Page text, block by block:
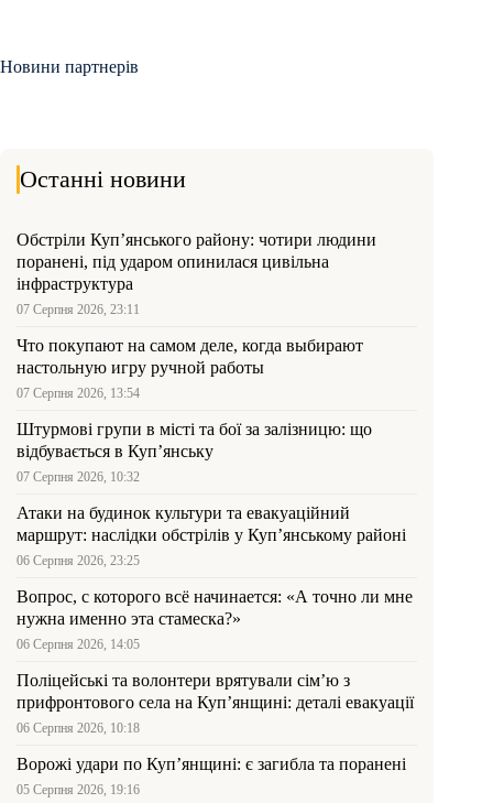
Новини партнерів
Останні новини
Обстріли Куп’янського району: чотири людини
поранені, під ударом опинилася цивільна
інфраструктура
07 Серпня 2026, 23:11
Что покупают на самом деле, когда выбирают
настольную игру ручной работы
07 Серпня 2026, 13:54
Штурмові групи в місті та бої за залізницю: що
відбувається в Куп’янську
07 Серпня 2026, 10:32
Атаки на будинок культури та евакуаційний
маршрут: наслідки обстрілів у Куп’янському районі
06 Серпня 2026, 23:25
Вопрос, с которого всё начинается: «А точно ли мне
нужна именно эта стамеска?»
06 Серпня 2026, 14:05
Поліцейські та волонтери врятували сім’ю з
прифронтового села на Куп’янщині: деталі евакуації
06 Серпня 2026, 10:18
Ворожі удари по Куп’янщині: є загибла та поранені
05 Серпня 2026, 19:16